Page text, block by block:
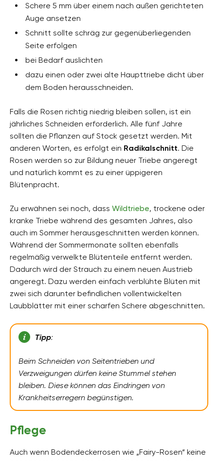
Schere 5 mm über einem nach außen gerichteten
Auge ansetzen
Schnitt sollte schräg zur gegenüberliegenden
Seite erfolgen
bei Bedarf auslichten
dazu einen oder zwei alte Haupttriebe dicht über
dem Boden herausschneiden.
Falls die Rosen richtig niedrig bleiben sollen, ist ein
jährliches Schneiden erforderlich. Alle fünf Jahre
sollten die Pflanzen auf Stock gesetzt werden. Mit
anderen Worten, es erfolgt ein Radikalschnitt. Die
Rosen werden so zur Bildung neuer Triebe angeregt
und natürlich kommt es zu einer üppigeren
Blütenpracht.
Zu erwähnen sei noch, dass Wildtriebe, trockene oder
kranke Triebe während des gesamten Jahres, also
auch im Sommer herausgeschnitten werden können.
Während der Sommermonate sollten ebenfalls
regelmäßig verwelkte Blütenteile entfernt werden.
Dadurch wird der Strauch zu einem neuen Austrieb
angeregt. Dazu werden einfach verblühte Blüten mit
zwei sich darunter befindlichen vollentwickelten
Laubblätter mit einer scharfen Schere abgeschnitten.
Tipp:
Beim Schneiden von Seitentrieben und
Verzweigungen dürfen keine Stummel stehen
bleiben. Diese können das Eindringen von
Krankheitserregern begünstigen.
Pflege
Auch wenn Bodendeckerrosen wie „Fairy-Rosen“ keine